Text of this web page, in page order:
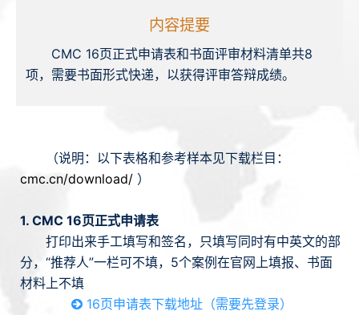
①② CMC项目师考卷
④ 论文或一套项目材料
C、项目案例成绩
⑥ 3-5个案例1500小时
内容提要
CMC 16页正式申请表和书面评审材料清单共8
项，需要书面形式快递，以获得评审答辩成绩。
（说明：以下表格和参考样本见下载栏目：
cmc.cn/download/ ）
1. CMC 16页正式申请表
打印出来手工填写和签名，只填写同时有中英文的部
分，“推荐人”一栏可不填，5个案例在官网上填报、书面
材料上不填
16页申请表下载地址（需要先登录）